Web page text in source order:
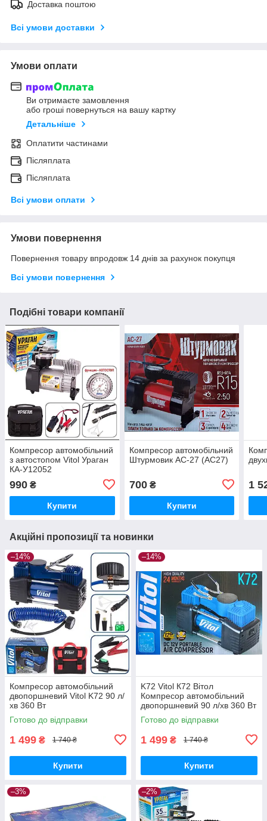
Доставка поштою
Всі умови доставки
Умови оплати
Ви отримаєте замовлення
або гроші повернуться на вашу картку
Детальніше
Оплатити частинами
Післяплата
Післяплата
Всі умови оплати
Умови повернення
Повернення товару впродовж 14 днів за рахунок покупця
Всі умови повернення
Подібні товари компанії
Компресор автомобільний
з автостопом Vitol Ураган
КА-У12052
990 ₴
Купити
Компресор автомобільний
Штурмовик AC-27 (АС27)
700₴
Купити
1
Акційні пропозиції та новинки
–14%
Компресор автомобільний
двопоршневий Vitol K72 90 л/
хв 360 Вт
Готово до відправки
1 499 ₴ 1 740 ₴
Купити
–14%
K72 Vitol К72 Вітол
Компресор автомобільний
двопоршневий 90 л/хв 360 Вт
Готово до відправки
1 499 ₴ 1 740 ₴
Купити
–3% –2%